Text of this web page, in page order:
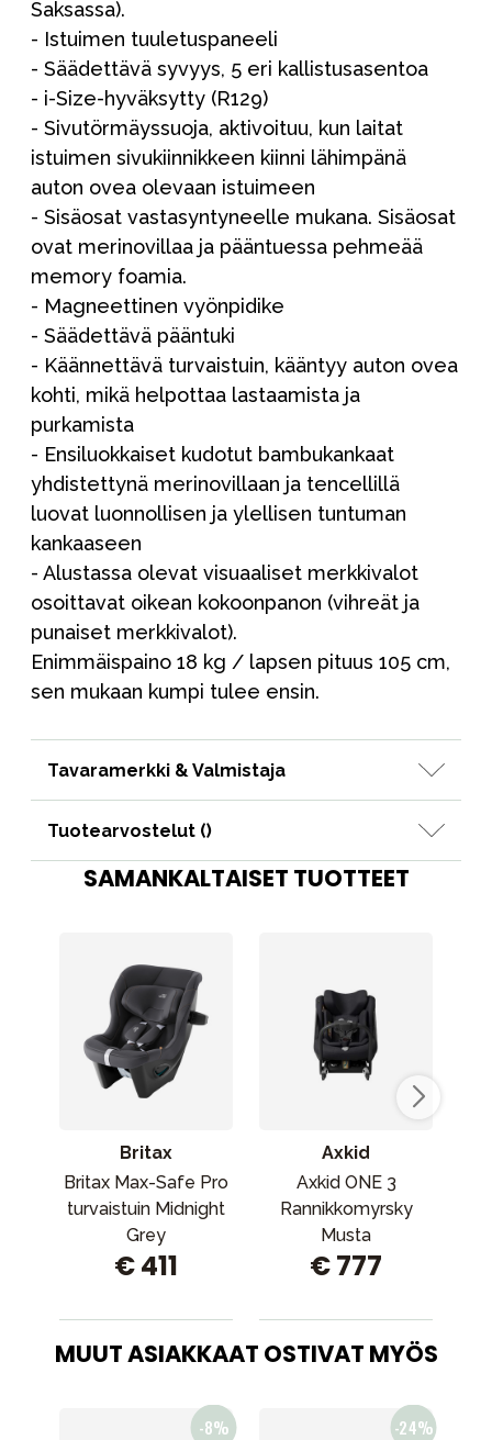
Saksassa).
- Istuimen tuuletuspaneeli
- Säädettävä syvyys, 5 eri kallistusasentoa
- i-Size-hyväksytty (R129)
- Sivutörmäyssuoja, aktivoituu, kun laitat
istuimen sivukiinnikkeen kiinni lähimpänä
auton ovea olevaan istuimeen
- Sisäosat vastasyntyneelle mukana. Sisäosat
ovat merinovillaa ja pääntuessa pehmeää
memory foamia.
- Magneettinen vyönpidike
- Säädettävä pääntuki
- Käännettävä turvaistuin, kääntyy auton ovea
kohti, mikä helpottaa lastaamista ja
purkamista
- Ensiluokkaiset kudotut bambukankaat
yhdistettynä merinovillaan ja tencellillä
luovat luonnollisen ja ylellisen tuntuman
kankaaseen
- Alustassa olevat visuaaliset merkkivalot
osoittavat oikean kokoonpanon (vihreät ja
punaiset merkkivalot).
Enimmäispaino 18 kg / lapsen pituus 105 cm,
sen mukaan kumpi tulee ensin.
Tavaramerkki & Valmistaja
Tuotearvostelut ()
SAMANKALTAISET TUOTTEET
Britax
Britax Max-Safe Pro
turvaistuin Midnight
Grey
(keskiyönharmaa)
€ 411
Axkid
Axkid ONE 3
Rannikkomyrsky
Musta
€ 777
MUUT ASIAKKAAT OSTIVAT MYÖS